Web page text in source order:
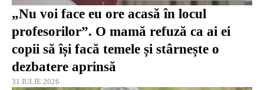
„Nu voi face eu ore acasă în locul
profesorilor”. O mamă refuză ca ai ei
copii să își facă temele și stârnește o
dezbatere aprinsă
31 IULIE 2026